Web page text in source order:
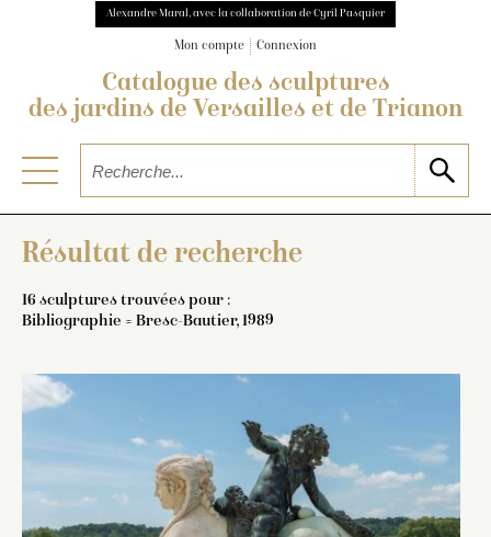
Alexandre Maral, avec la collaboration de Cyril Pasquier
Mon compte Connexion
Catalogue des sculptures
des jardins de Versailles et de Trianon
Résultat de recherche
16 sculptures trouvées pour :
Bibliographie = Bresc-Bautier, 1989